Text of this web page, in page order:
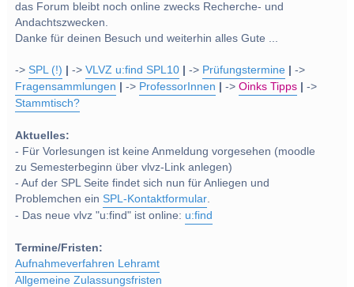
das Forum bleibt noch online zwecks Recherche- und
Andachtszwecken.
Danke für deinen Besuch und weiterhin alles Gute ...
->SPL (!) ->VLVZ u:find SPL10 -> Prüfungstermine
->
Fragensammlungen
-> ProfessorInnen ->Oinks Tipps
->
Stammtisch?
Aktuelles:
- Für Vorlesungen ist keine Anmeldung vorgesehen (moodle
zu Semesterbeginn über vlvz-Link anlegen)
- Auf der SPL Seite findet sich nun für Anliegen und
Problemchen einSPL-Kontaktformular.
- Das neue vlvz "u:find" ist online: u:find
Termine/Fristen:
Aufnahmeverfahren Lehramt
Allgemeine Zulassungsfristen